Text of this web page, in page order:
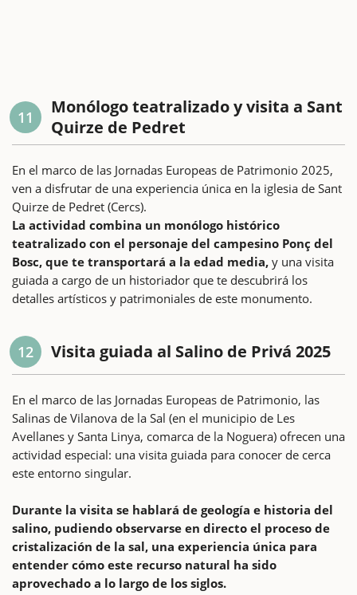
11
Monólogo teatralizado y visita a Sant
Quirze de Pedret
En el marco de las Jornadas Europeas de Patrimonio 2025,
ven a disfrutar de una experiencia única en la iglesia de Sant
Quirze de Pedret (Cercs).
La actividad combina un monólogo histórico
teatralizado con el personaje del campesino Ponç del
Bosc, que te transportará a la edad media, y una visita
guiada a cargo de un historiador que te descubrirá los
detalles artísticos y patrimoniales de este monumento.
12 Visita guiada al Salino de Privá 2025
En el marco de las Jornadas Europeas de Patrimonio, las
Salinas de Vilanova de la Sal (en el municipio de Les
Avellanes y Santa Linya, comarca de la Noguera) ofrecen una
actividad especial: una visita guiada para conocer de cerca
este entorno singular.
Durante la visita se hablará de geología e historia del
salino, pudiendo observarse en directo el proceso de
cristalización de la sal, una experiencia única para
entender cómo este recurso natural ha sido
aprovechado a lo largo de los siglos.